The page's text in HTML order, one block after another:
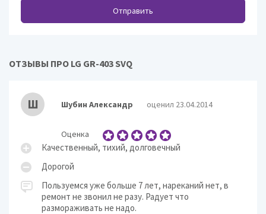
Отправить
ОТЗЫВЫ ПРО LG GR-403 SVQ
Ш Шубин Александр оценил 23.04.2014
Оценка
Качественный, тихий, долговечный
Дорогой
Пользуемся уже больше 7 лет, нареканий нет, в
ремонт не звонил не разу. Радует что
размораживать не надо.